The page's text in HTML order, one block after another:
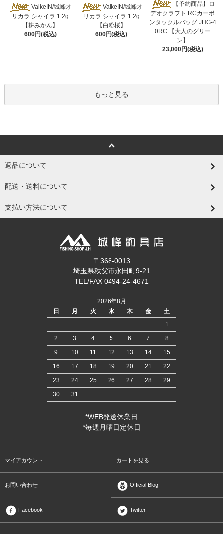
ValkeIN/城峰オ
リカラ シャイラ 1.2g
【耕みかん】
600円(税込)
ValkeIN/城峰オ
リカラ シャイラ 1.2g
【白粉桜】
600円(税込)
【予約商品】ロ
デオクラフト RCカーボ
ンタックルバッグ JHG-4
0RC 【大人のグリー
ン】
23,000円(税込)
もっと見る
返品について
配送・送料について
支払い方法について
〒368-0013
埼玉県秩父市永田町9-21
TEL/FAX 0494-24-4671
2026年8月
日
月 火 水 木 金
土
1
2
3 4 5 6 7
8
9
10 11 12 13 14
15
16
17 18 19 20 21
22
23
24 25 26 27 28
29
30
31
*WEB発送休業日
*毎週月曜日定休日
マイアカウント カートを見る
お問い合わせ Official Blog
Facebook Twitter